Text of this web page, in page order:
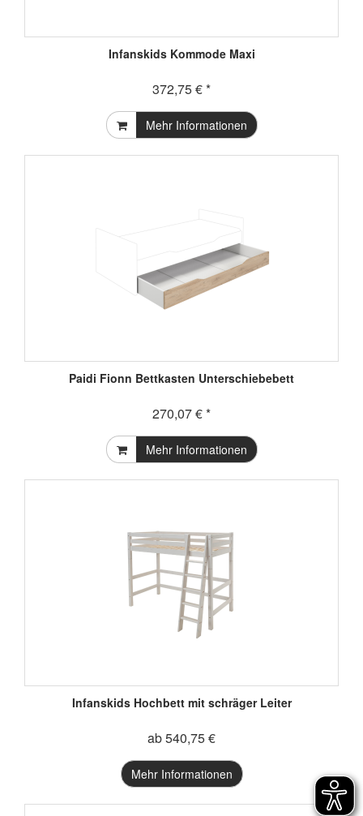
Infanskids Kommode Maxi
372,75 € *
Mehr Informationen
Paidi Fionn Bettkasten Unterschiebebett
270,07 € *
Mehr Informationen
Infanskids Hochbett mit schräger Leiter
ab 540,75 €
Mehr Informationen